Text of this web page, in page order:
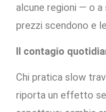
alcune regioni — o
prezzi scendono e
Il contagio
Chi pratica slow
riporta un effetto